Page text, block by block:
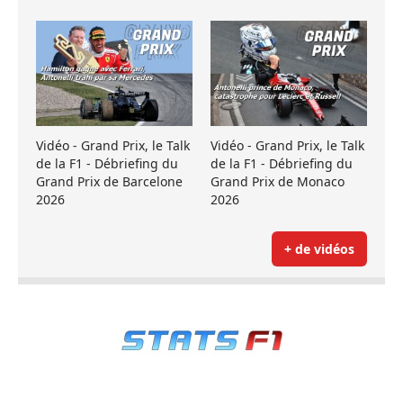
Vidéo - Grand Prix, le Talk
de la F1 - Débriefing du
Grand Prix de Barcelone
2026
Vidéo - Grand Prix, le Talk
de la F1 - Débriefing du
Grand Prix de Monaco
2026
+ de vidéos